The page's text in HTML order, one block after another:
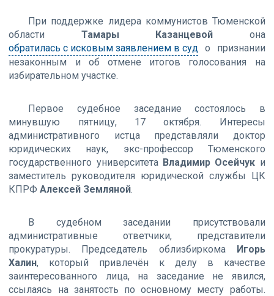
При поддержке лидера коммунистов Тюменской
области Тамары Казанцевой она
обратилась с исковым заявлением в суд о признании
незаконным и об отмене итогов голосования на
избирательном участке.
Первое судебное заседание состоялось в
минувшую пятницу, 17 октября. Интересы
административного истца представляли доктор
юридических наук, экс-профессор Тюменского
государственного университета Владимир Осейчук и
заместитель руководителя юридической службы ЦК
КПРФАлексей Земляной.
В судебном заседании присутствовали
административные ответчики, представители
прокуратуры. Председатель облизбиркома Игорь
Халин, который привлечён к делу в качестве
заинтересованного лица, на заседание не явился,
ссылаясь на занятость по основному месту работы.